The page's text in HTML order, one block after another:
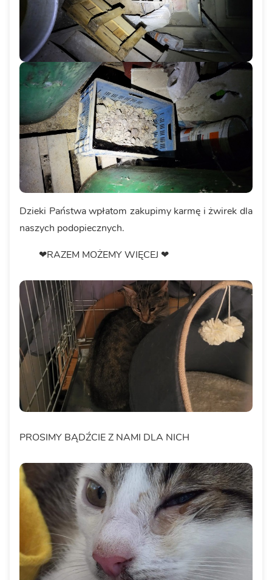
Dzieki Państwa wpłatom zakupimy karmę i żwirek dla
naszych podopiecznych.
❤RAZEM MOŻEMY WIĘCEJ ❤
PROSIMY BĄDŹCIE Z NAMI DLA NICH